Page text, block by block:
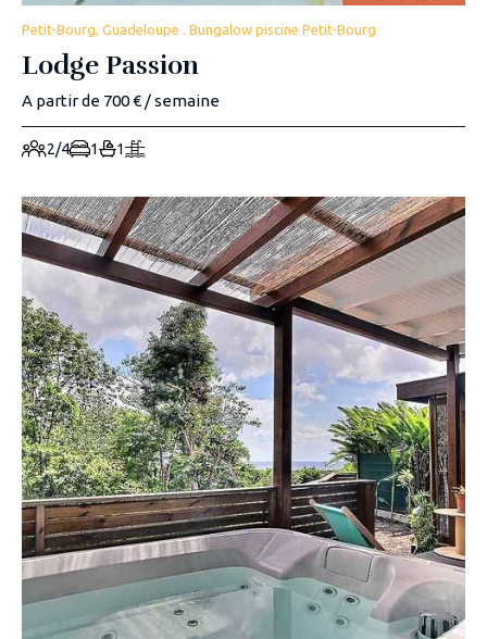
Petit-Bourg, Guadeloupe . Bungalow piscine Petit-Bourg
Lodge Passion
A partir de 700 € / semaine
2/4 1 1